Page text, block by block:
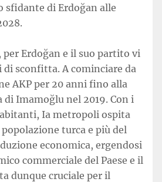
sfidante di Erdoğan alle
per Erdoğan e il suo partito vi
sconfitta. A cominciare da
AKP per 20 anni fino alla
Imamoğlu nel 2019. Con i
Ia metropoli ospita
turca e più del
economica, ergendosi
commerciale del Paese e il
dunque cruciale per il